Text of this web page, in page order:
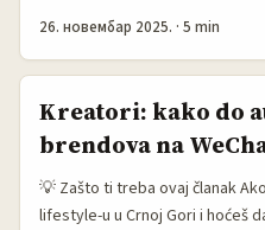
Telegram i dalje krije zlatne
visoko angažovani subjekti
standardni discovery feed i
indeks kreatora po niši. ...
26. новембар 2025. · 5 min
Kreatori: kako do
brendova na
💡 Zašto ti treba ovaj članak
lifestyle-u u Crnoj Gori i hoćeš